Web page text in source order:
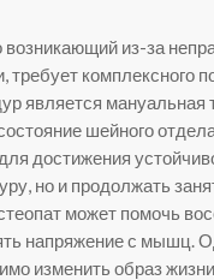
возникающий из-за
требует комплексного
является мануальная
шейного
достижения
но и продолжать
может помочь
напряжение с мышц.
изменить образ